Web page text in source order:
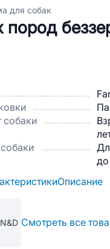
для собак
собаки
до
Описание
Смотреть все